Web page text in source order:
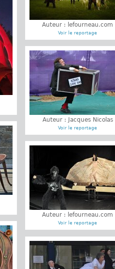
Auteur : lefourneau.com
Voir le reportage
Auteur : Jacques Nicolas
Voir le reportage
Auteur : lefourneau.com
Voir le reportage